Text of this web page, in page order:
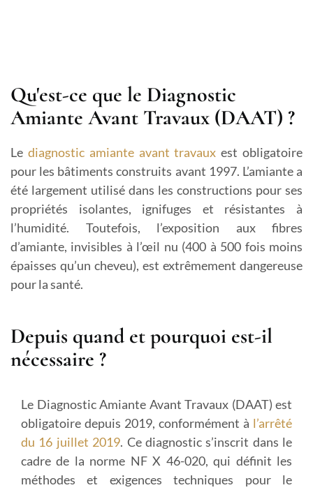
Qu'est-ce que le Diagnostic
Amiante Avant Travaux (DAAT) ?
Le diagnostic amiante avant travaux est obligatoire
pour les bâtiments construits avant 1997. L’amiante a
été largement utilisé dans les constructions pour ses
propriétés isolantes, ignifuges et résistantes à
l’humidité. Toutefois, l’exposition aux fibres
d’amiante, invisibles à l’œil nu (400 à 500 fois moins
épaisses qu’un cheveu), est extrêmement dangereuse
pour la santé.
Depuis quand et pourquoi est-il
nécessaire ?
Le Diagnostic Amiante Avant Travaux (DAAT) est
obligatoire depuis 2019, conformément à l’arrêté
du 16 juillet 2019. Ce diagnostic s’inscrit dans le
cadre de la norme NF X 46-020, qui définit les
méthodes et exigences techniques pour le